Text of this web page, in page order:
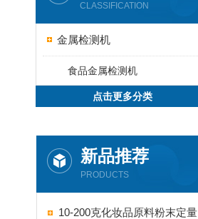
CLASSIFICATION
金属检测机
食品金属检测机
点击更多分类
新品推荐
PRODUCTS
10-200克化妆品原料粉末定量